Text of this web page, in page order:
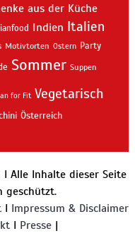
aus der Küche
Indien Italien
Motivtorten Ostern Party
Sommer Suppen
for Fit Vegetarisch
Österreich
Alle Inhalte dieser Seite
geschützt.
I Impressum & Disclaimer
I Presse |